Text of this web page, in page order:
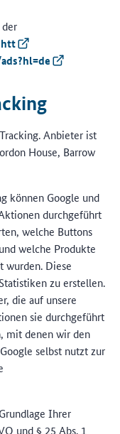
htt(Externer Link)
(Externer
Anbieter ist
House, Barrow
können Google und
durchgeführt
welche Buttons
welche Produkte
wurden. Diese
zu erstellen.
die auf unsere
sie durchgeführt
mit denen wir den
selbst nutzt zur
Ihrer
und § 25 Abs. 1